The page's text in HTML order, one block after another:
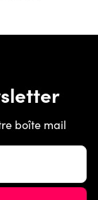
boîte mail